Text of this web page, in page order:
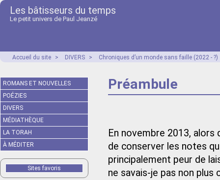
Les bâtisseurs du temps
Le petit univers de Paul Jeanzé
Accueil du site > DIVERS > Chroniques d’un monde sans faille (2022 - ?)
Préambule
En novembre 2013, alors
de conserver les notes
principalement peur de
ne savais-je pas non
ROMANS ET NOUVELLES
POÉZIES
DIVERS
MÉDIATHÈQUE
LA TORAH
À MÉDITER
Sites favoris